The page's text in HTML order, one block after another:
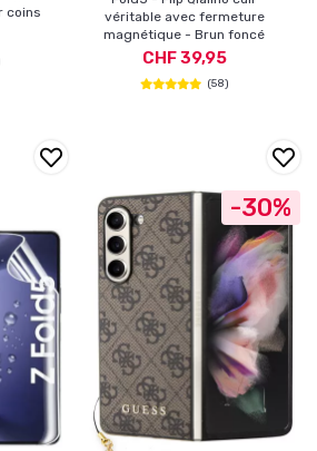
coins
véritable avec fermeture
magnétique - Brun foncé
CHF 39,95
(58)
-30%